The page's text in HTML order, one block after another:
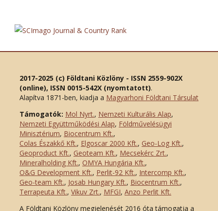
2017-2025 (c) Földtani Közlöny - ISSN 2559-902X
(online), ISSN 0015-542X (nyomtatott).
Alapítva 1871-ben, kiadja a Magyarhoni Földtani Társulat
Támogatók: Mol Nyrt., Nemzeti Kulturális Alap,
Nemzeti Együttműködési Alap, Földművelésügyi
Minisztérium, Biocentrum Kft.,
Colas Északkő Kft., Elgoscar 2000 Kft., Geo-Log Kft.,
Geoproduct Kft., Geoteam Kft., Mecsekérc Zrt.,
Mineralholding Kft., OMYA Hungária Kft.,
O&G Development Kft., Perlit-92 Kft., Intercomp Kft.,
Geo-team Kft., Josab Hungary Kft., Biocentrum Kft.,
Terrapeuta Kft., Vikuv Zrt., MFGI, Anzo Perlit Kft.
A Földtani Közlöny megjelenését 2016 óta támogatja a